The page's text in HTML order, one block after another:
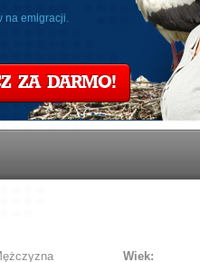
na emigracji.
ZA DARMO!
Wiek: